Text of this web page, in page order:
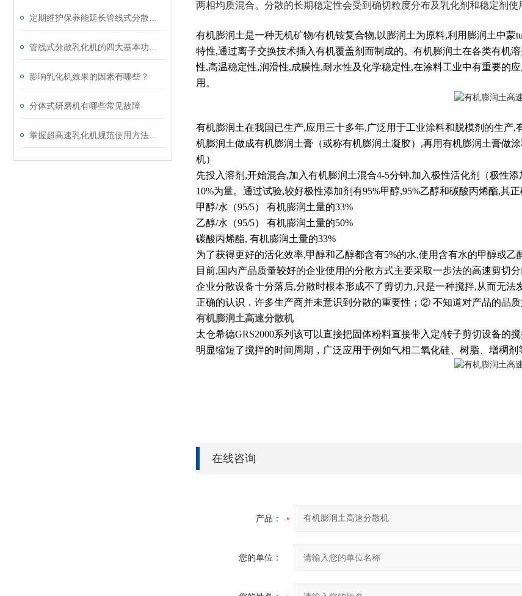
影响乳化机效果的因素有哪些？
分体式研磨机有哪些常见故障
两相均质混合。分散的长期稳定性会受到确切粒度分布及乳化剂和稳定剂使
有机膨润土是一种无机矿物/有机铵复合物,以膨润土为原料,利用膨润土中
特性,通过离子交换技术插入有机覆盖剂而制成的。有机膨润土在各类有机
性,高温稳定性,润滑性,成膜性,耐水性及化学稳定性,在涂料工业中有重要的
用。
有机膨润土在我国已生产,应用三十多年,广泛用于工业涂料和脱模剂的生
机膨润土做成有机膨润土膏（或称有机膨润土凝胶）,再用有机膨润土膏做
机）
先投入溶剂,开始混合,加入有机膨润土混合4-5分钟,加入极性活化剂（极性
10%为量。通过试验,较好极性添加剂有95%甲醇,95%乙醇和碳酸丙烯酯,其正
甲醇/水（95/5） 有机膨润土量的33%
乙醇/水（95/5） 有机膨润土量的50%
碳酸丙烯酯, 有机膨润土量的33%
为了获得更好的活化效率,甲醇和乙醇都含有5%的水,使用含有水的甲醇或乙
目前,国内产品质量较好的企业使用的分散方式主要采取一步法的高速剪切
企业分散设备十分落后,分散时根本形成不了剪切力,只是一种搅拌,从而无
正确的认识．许多生产商并未意识到分散的重要性；② 不知道对产品的品质
有机膨润土高速分散机
太仓希德GRS2000系列该可以直接把固体粉料直接带入定/转子剪切设备的
明显缩短了搅拌的时间周期，广泛应用于例如气相二氧化硅、树脂、增稠剂
在线咨询
产品：
您的单位：